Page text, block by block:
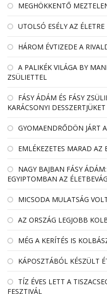
MEGHÖKKENTŐ
UTOLSÓ ESÉLY AZ ÉLETRE
HÁROM ÉVTIZEDE A
A PALIKÉK VILÁGA BY
ZSÜLIETTEL
FÁSY ÁDÁM ÉS FÁSY
KARÁCSONYI DESSZERTJÜKET
GYOMAENDRŐDÖN JÁRT
EMLÉKEZETES MARAD AZ
NAGY BAJBAN FÁSY
EGYIPTOMBAN AZ
MICSODA MULATSÁG
AZ ORSZÁG LEGJOBB
MÉG A KERÍTÉS IS
KÁPOSZTÁBÓL KÉSZÜLT
TÍZ ÉVES LETT A
FESZTIVÁL